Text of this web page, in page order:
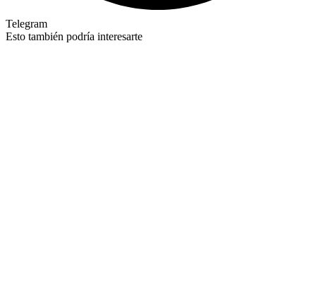
Telegram
Esto también podría interesarte